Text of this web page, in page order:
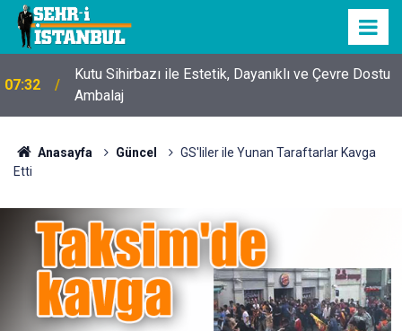
07:32
Kutu Sihirbazı ile Estetik, Dayanıklı ve Çevre Dostu
Ambalaj
Anasayfa Güncel
GS'liler ile Yunan Taraftarlar Kavga
Etti